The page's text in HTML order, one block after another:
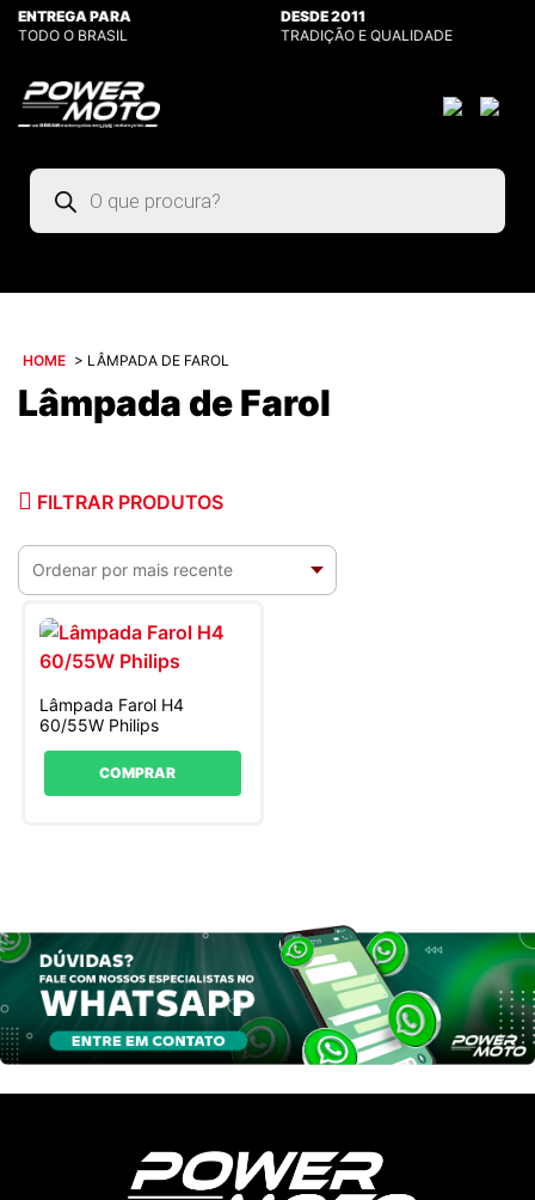
ENTREGA PARA
TODO O BRASIL
DESDE 2011
TRADIÇÃO E QUALIDADE
Pesquisar
produtos
HOME > LÂMPADA DE FAROL
Lâmpada de Farol
FILTRAR PRODUTOS
Lâmpada Farol H4
60/55W Philips
COMPRAR